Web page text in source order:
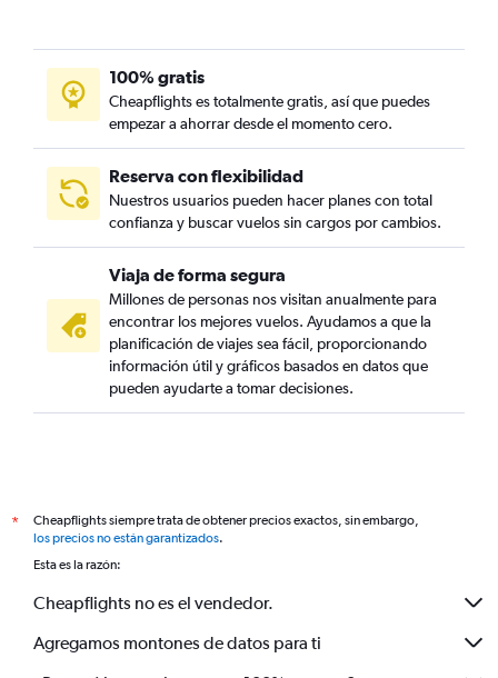
100% gratis
Cheapflights es totalmente gratis, así que puedes
empezar a ahorrar desde el momento cero.
Reserva con flexibilidad
Nuestros usuarios pueden hacer planes con total
confianza y buscar vuelos sin cargos por cambios.
Viaja de forma segura
Millones de personas nos visitan anualmente para
encontrar los mejores vuelos. Ayudamos a que la
planificación de viajes sea fácil, proporcionando
información útil y gráficos basados en datos que
pueden ayudarte a tomar decisiones.
*
Cheapflights siempre trata de obtener precios exactos, sin embargo,
los precios no están garantizados.
Esta es la razón:
Cheapflights no es el vendedor.
Agregamos montones de datos para ti